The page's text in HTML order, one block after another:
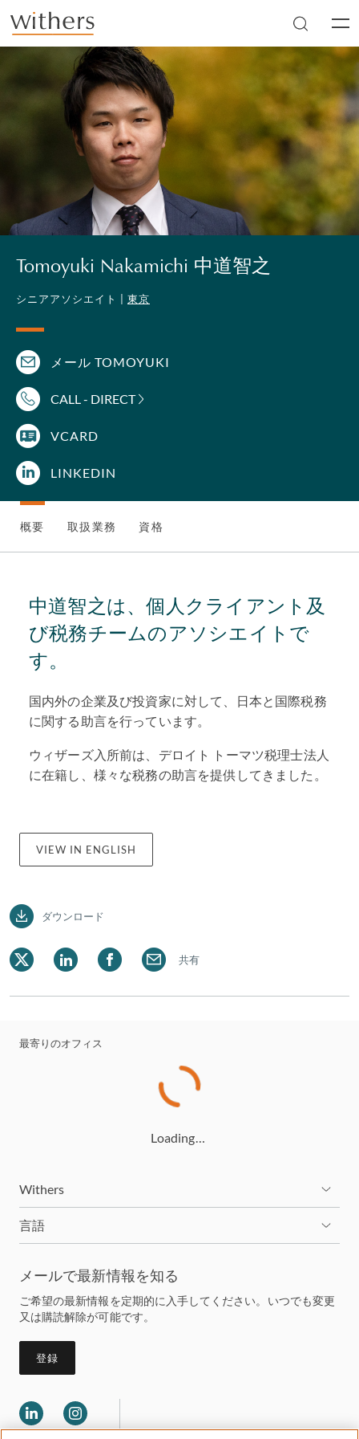
Skip to main content
Tomoyuki Nakamichi 中道智之
シニアアソシエイト | 東京
メール TOMOYUKI
CALL - DIRECT
VCARD
LINKEDIN
概要 取扱業務 資格
中道智之は、個人クライアント及
び税務チームのアソシエイトで
す。
国内外の企業及び投資家に対して、日本と国際税務
に関する助言を行っています。
ウィザーズ入所前は、デロイト トーマツ税理士法人
に在籍し、様々な税務の助言を提供してきました。
VIEW IN ENGLISH
ダウンロード
共有
最寄りのオフィス
Loading…
Withers
言語
メールで最新情報を知る
ご希望の最新情報を定期的に入手してください。いつでも変更
又は購読解除が可能です。
登録